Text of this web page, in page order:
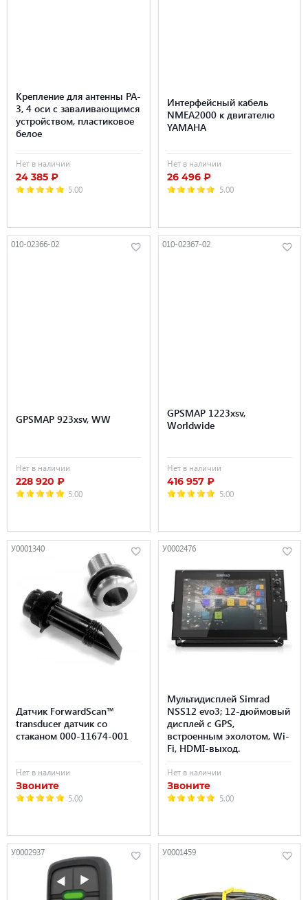
Крепление для антенны PA-
3, 4 оси с заваливающимся
устройством, пластиковое
белое
Нет в наличии
24 385 ₽
5.00
Интерфейсный кабель
NMEA2000 к двигателю
YAMAHA
Нет в наличии
26 496 ₽
5.00
010-02366-02
GPSMAP 923xsv, WW
Нет в наличии
228 920 ₽
5.00
010-02367-02
GPSMAP 1223xsv,
Worldwide
Нет в наличии
416 957 ₽
5.00
У0001340
Датчик ForwardScan™
transducer датчик со
стаканом 000-11674-001
Нет в наличии
Звоните
5.00
У0002476
Мультидисплей Simrad
NSS12 evo3; 12-дюймовый
дисплей с GPS,
встроенным эхолотом, Wi-
Fi, HDMI-выход.
Нет в наличии
Звоните
5.00
У0002937 У0001459